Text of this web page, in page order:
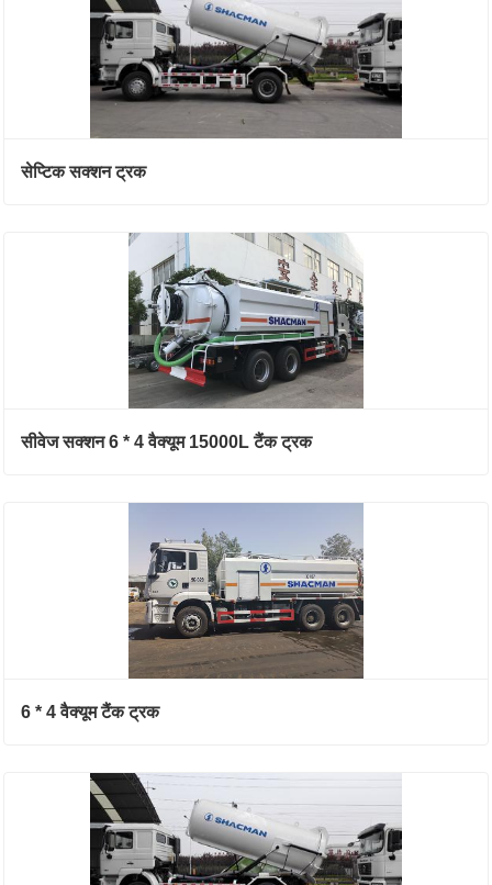
सेप्टिक सक्शन ट्रक
सीवेज सक्शन 6 * 4 वैक्यूम 15000L टैंक ट्रक
6 * 4 वैक्यूम टैंक ट्रक